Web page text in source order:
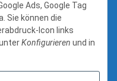
Ads, Google Tag
Sie können die
Icon links
Konfigurieren und in